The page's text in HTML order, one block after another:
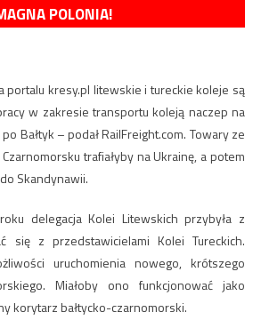
POLONIA!
portalu kresy.pl litewskie i tureckie koleje są
w zakresie transportu koleją naczep na
Bałtyk – podał RailFreight.com. Towary ze
trafiałyby na Ukrainę, a potem
Skandynawii.
delegacja Kolei Litewskich przybyła z
się z przedstawicielami Kolei Tureckich.
uruchomienia nowego, krótszego
Miałoby ono funkcjonować jako
korytarz bałtycko-czarnomorski.